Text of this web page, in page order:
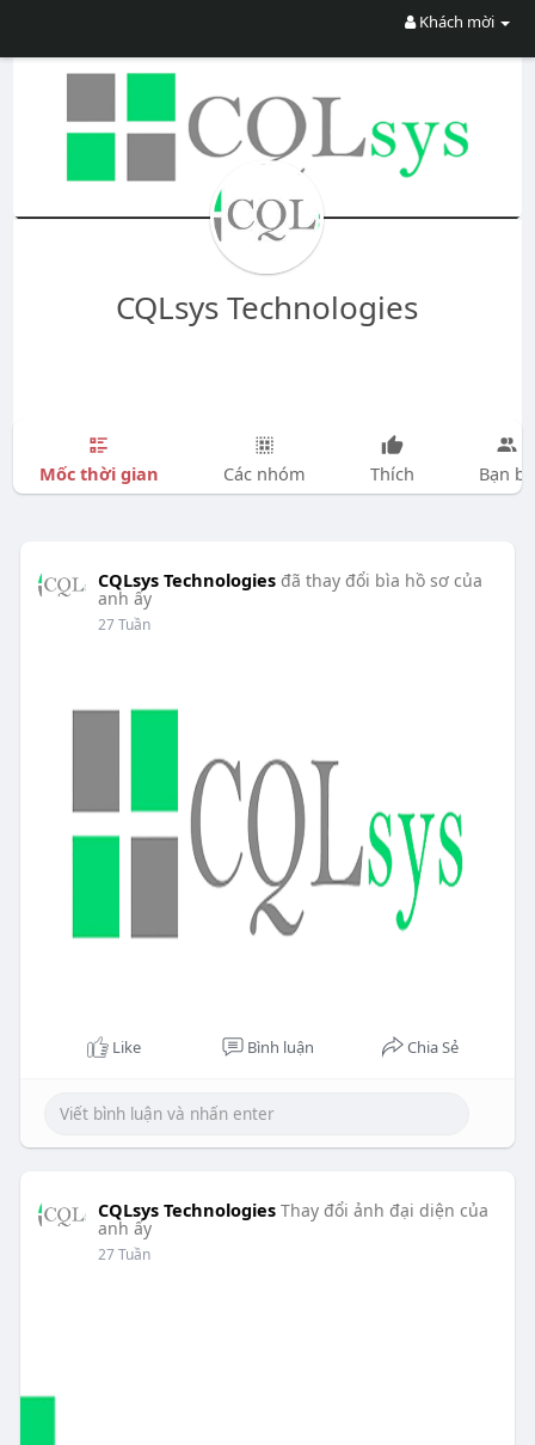
Khách mời
CQLsys Technologies
Mốc thời gian Các nhóm Thích Bạn bè
CQLsys Technologies đã thay đổi bìa hồ sơ của
anh ấy
27 Tuần
Like Bình luận Chia Sẻ
CQLsys Technologies Thay đổi ảnh đại diện của
anh ấy
27 Tuần